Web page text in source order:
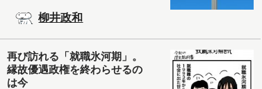
柳井政和
再び訪れる「就職氷河期」。
縁故優遇政権を終わらせるの
は今